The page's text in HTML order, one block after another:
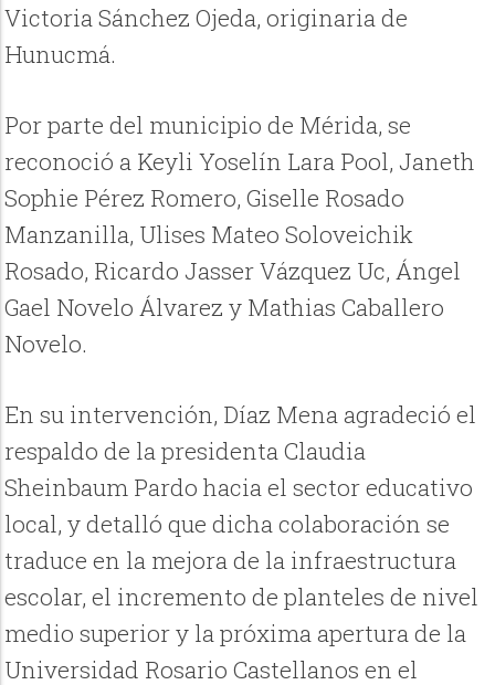
Victoria Sánchez Ojeda, originaria de
Hunucmá.
Por parte del municipio de Mérida, se
reconoció a Keyli Yoselín Lara Pool, Janeth
Sophie Pérez Romero, Giselle Rosado
Manzanilla, Ulises Mateo Soloveichik
Rosado, Ricardo Jasser Vázquez Uc, Ángel
Gael Novelo Álvarez y Mathias Caballero
Novelo.
En su intervención, Díaz Mena agradeció el
respaldo de la presidenta Claudia
Sheinbaum Pardo hacia el sector educativo
local, y detalló que dicha colaboración se
traduce en la mejora de la infraestructura
escolar, el incremento de planteles de nivel
medio superior y la próxima apertura de la
Universidad Rosario Castellanos en el